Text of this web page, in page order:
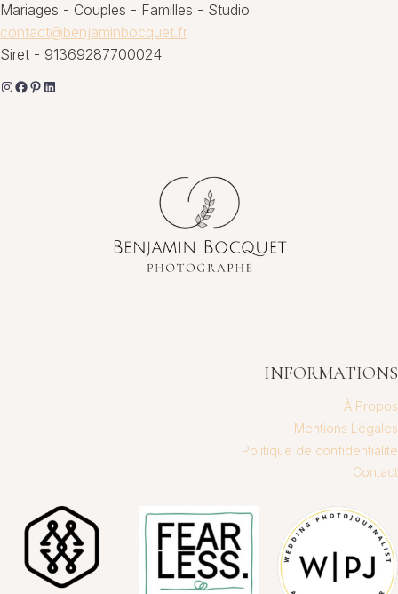
Mariages - Couples - Familles - Studio
contact@benjaminbocquet.fr
Siret - 91369287700024
Instagram
Facebook
Pinterest
LinkedIn
INFORMATIONS
À Propos
Mentions Légales
Politique de confidentialité
Contact